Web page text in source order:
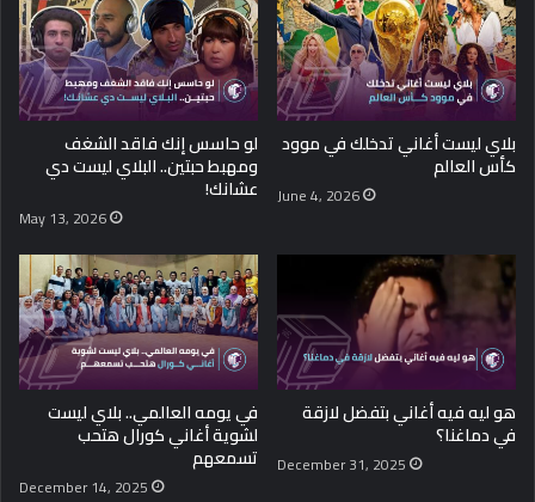
بلاي ليست أغاني تدخلك في موود
كأس العالم
June 4, 2026
لو حاسس إنك فاقد الشغف
ومهبط حبتين.. البلاي ليست دي
عشانك!
May 13, 2026
هو ليه فيه أغاني بتفضل لازقة
في دماغنا؟
December 31, 2025
في يومه العالمي.. بلاي ليست
لشوية أغاني كورال هتحب
تسمعهم
December 14, 2025